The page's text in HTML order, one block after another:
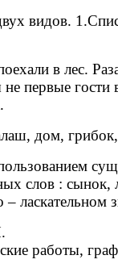
видов.
в лес. Раза
первые
дом, грибок,
слов : сынок,
ласкательном
работы,